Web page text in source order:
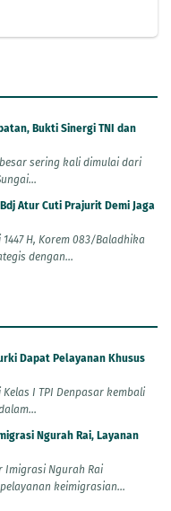
Bukti Sinergi TNI dan
besar sering kali dimulai dari
Atur Cuti Prajurit Demi Jaga
H, Korem 083/Baladhika
dengan...
Dapat Pelayanan Khusus
Kelas I TPI Denpasar kembali
Ngurah Rai, Layanan
Imigrasi Ngurah Rai
keimigrasian...